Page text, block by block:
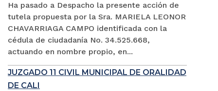
Ha pasado a Despacho la presente acción de
tutela propuesta por la Sra. MARIELA LEONOR
CHAVARRIAGA CAMPO identificada con la
cédula de ciudadanía No. 34.525.668,
actuando en nombre propio, en...
JUZGADO 11 CIVIL MUNICIPAL DE ORALIDAD
DE CALI